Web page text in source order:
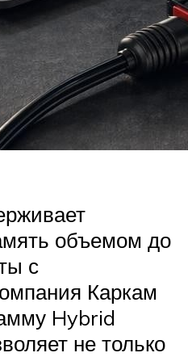
объемом до
с
Каркам
Hybrid
не только